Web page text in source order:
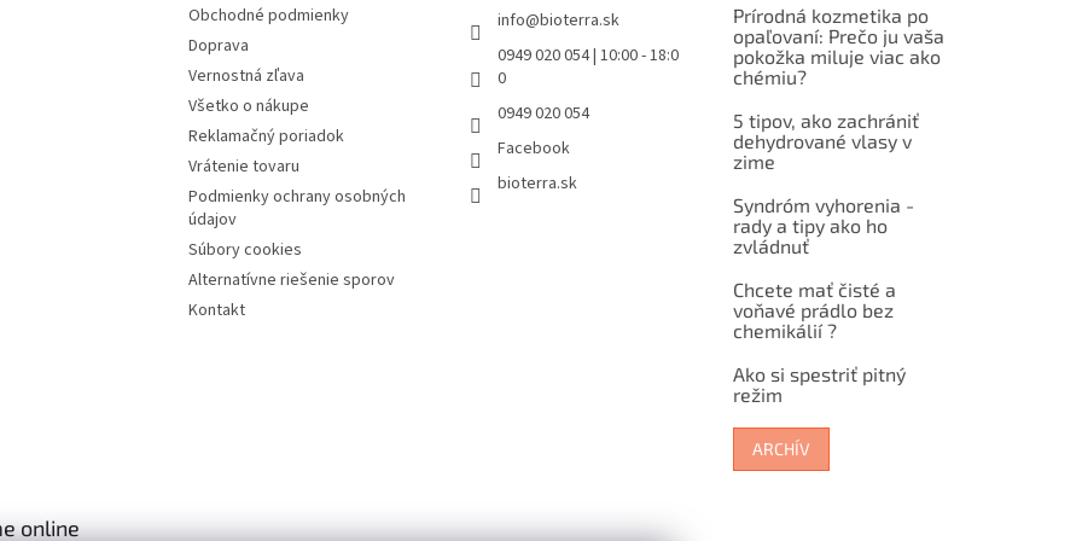
Obchodné podmienky
Doprava
Vernostná zľava
Všetko o nákupe
Reklamačný poriadok
Vrátenie tovaru
Podmienky ochrany osobných
údajov
Súbory cookies
Alternatívne riešenie sporov
Kontakt
info@bioterra.sk
0949 020 054 | 10:00 - 18:0
0
0949 020 054
Facebook
bioterra.sk
Prírodná kozmetika po
opaľovaní: Prečo ju vaša
pokožka miluje viac ako
chémiu?
5 tipov, ako zachrániť
dehydrované vlasy v
zime
Syndróm vyhorenia -
rady a tipy ako ho
zvládnuť
Chcete mať čisté a
voňavé prádlo bez
chemikálií ?
Ako si spestriť pitný
režim
ARCHÍV
online